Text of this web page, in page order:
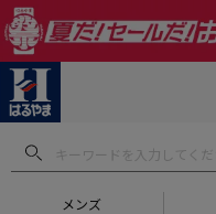
メンズ